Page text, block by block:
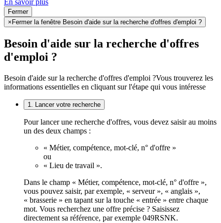
En savoir plus
Fermer
× Fermer la fenêtre Besoin d'aide sur la recherche d'offres d'emploi ?
Besoin d'aide sur la recherche d'offres
d'emploi ?
Besoin d'aide sur la recherche d'offres d'emploi ?Vous trouverez les
informations essentielles en cliquant sur l'étape qui vous intéresse
1. Lancer votre recherche
Pour lancer une recherche d'offres, vous devez saisir au moins
un des deux champs :
« Métier, compétence, mot-clé, n° d'offre »
ou
« Lieu de travail ».
Dans le champ « Métier, compétence, mot-clé, n° d'offre »,
vous pouvez saisir, par exemple, « serveur », « anglais »,
« brasserie » en tapant sur la touche « entrée » entre chaque
mot. Vous recherchez une offre précise ? Saisissez
directement sa référence, par exemple 049RSNK.